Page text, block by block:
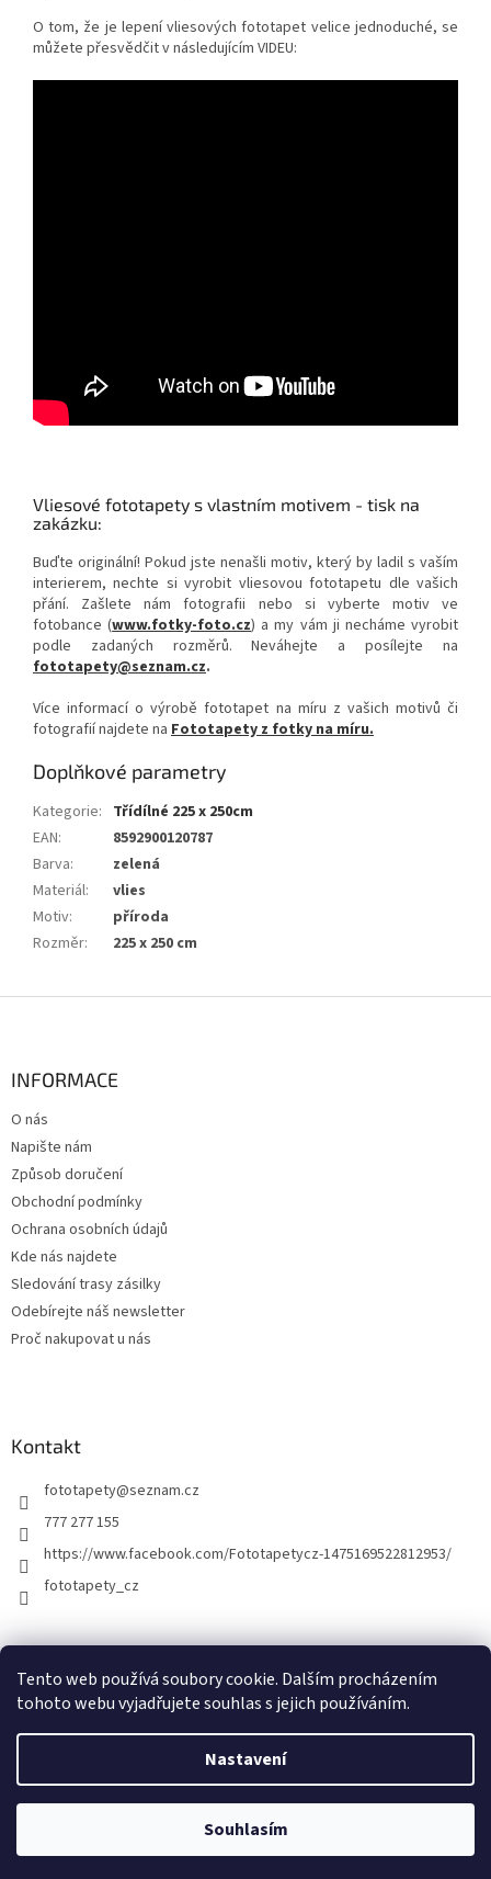
Tento web používá soubory cookie. Dalším procházením
tohoto webu vyjadřujete souhlas s jejich používáním.
Nastavení
Souhlasím
O tom, že je lepení vliesových fototapet velice jednoduché, se
můžete přesvědčit v následujícím VIDEU:
Vliesové fototapety s vlastním motivem - tisk na
zakázku:
Buďte originální! Pokud jste nenašli motiv, který by ladil s vaším
interierem, nechte si vyrobit vliesovou fototapetu dle vašich
přání. Zašlete nám fotografii nebo si vyberte motiv ve
fotobance (www.fotky-foto.cz) a my vám ji necháme vyrobit
podle zadaných rozměrů. Neváhejte a posílejte na
fototapety@seznam.cz.
Více informací o výrobě fototapet na míru z vašich motivů či
fotografií najdete na Fototapety z fotky na míru.
Doplňkové parametry
Kategorie: Třídílné 225 x 250cm
EAN:
8592900120787
Barva:
zelená
Materiál:
vlies
Motiv:
příroda
Rozměr: 225 x 250 cm
INFORMACE
O nás
Napište nám
Způsob doručení
Obchodní podmínky
Ochrana osobních údajů
Kde nás najdete
Sledování trasy zásilky
Odebírejte náš newsletter
Proč nakupovat u nás
Kontakt
fototapety@seznam.cz
777 277 155
https://www.facebook.com/Fototapetycz-1475169522812953/
fototapety_cz
Vytvořil Shoptet
FOTOTAPETY.CZ. Všechna práva vyhrazena.